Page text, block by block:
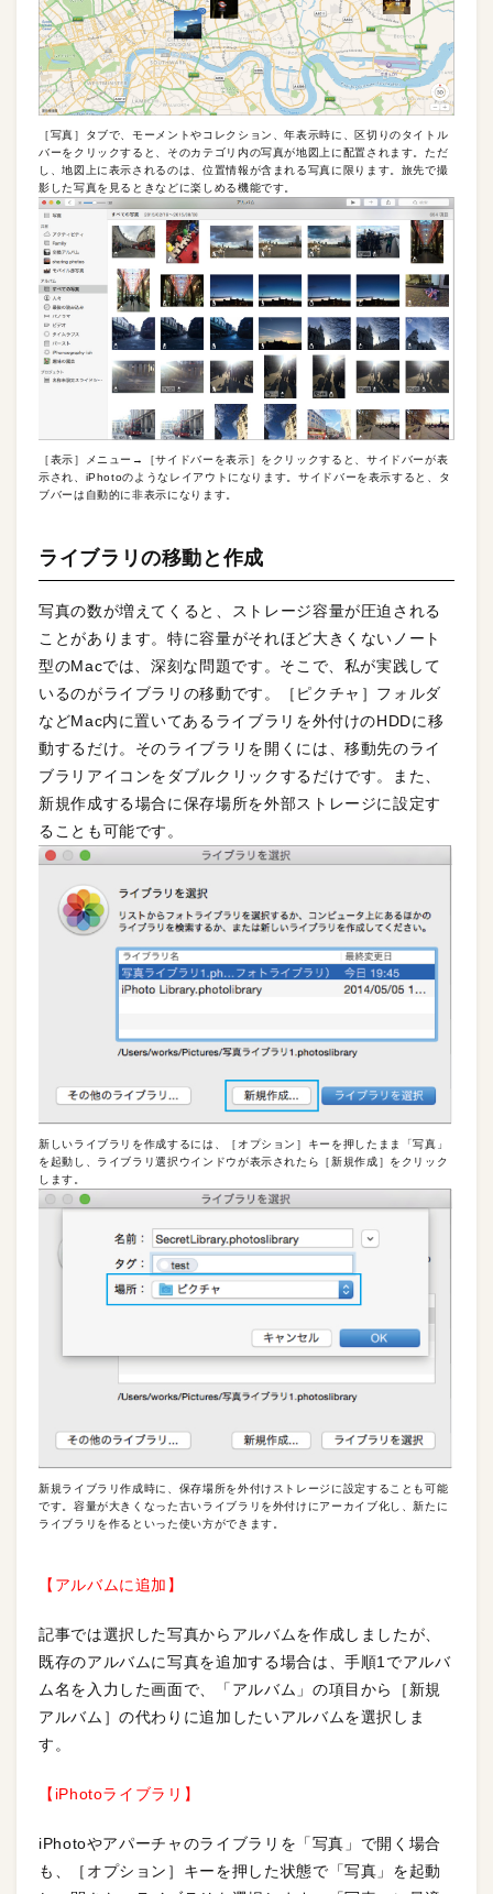
［写真］タブで、モーメントやコレクション、年表示時に、区切りのタイトル
バーをクリックすると、そのカテゴリ内の写真が地図上に配置されます。ただ
し、地図上に表示されるのは、位置情報が含まれる写真に限ります。旅先で撮
影した写真を見るときなどに楽しめる機能です。
［表示］メニュー→［サイドバーを表示］をクリックすると、サイドバーが表
示され、iPhotoのようなレイアウトになります。サイドバーを表示すると、タ
ブバーは自動的に非表示になります。
ライブラリの移動と作成
写真の数が増えてくると、ストレージ容量が圧迫される
ことがあります。特に容量がそれほど大きくないノート
型のMacでは、深刻な問題です。そこで、私が実践して
いるのがライブラリの移動です。［ピクチャ］フォルダ
などMac内に置いてあるライブラリを外付けのHDDに移
動するだけ。そのライブラリを開くには、移動先のライ
ブラリアイコンをダブルクリックするだけです。また、
新規作成する場合に保存場所を外部ストレージに設定す
ることも可能です。
新しいライブラリを作成するには、［オプション］キーを押したまま「写真」
を起動し、ライブラリ選択ウインドウが表示されたら［新規作成］をクリック
します。
新規ライブラリ作成時に、保存場所を外付けストレージに設定することも可能
です。容量が大きくなった古いライブラリを外付けにアーカイブ化し、新たに
ライブラリを作るといった使い方ができます。
【アルバムに追加】
記事では選択した写真からアルバムを作成しましたが、
既存のアルバムに写真を追加する場合は、手順1でアルバ
ム名を入力した画面で、「アルバム」の項目から［新規
アルバム］の代わりに追加したいアルバムを選択しま
す。
【iPhotoライブラリ】
iPhotoやアパーチャのライブラリを「写真」で開く場合
も、［オプション］キーを押した状態で「写真」を起動